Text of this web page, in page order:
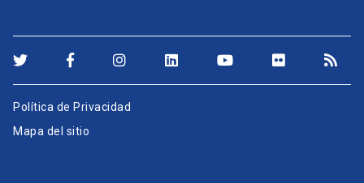
Política de Privacidad
Mapa del sitio